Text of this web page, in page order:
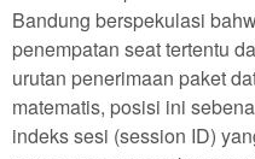
Bandung berspekulasi
penempatan seat tertentu
urutan penerimaan paket
matematis, posisi ini
indeks sesi (session ID)